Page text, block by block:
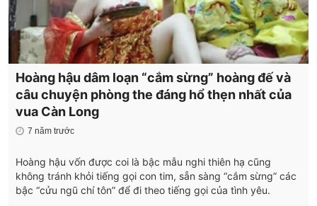
Hoàng hậu dâm loạn “cắm sừng” hoàng đế và
câu chuyện phòng the đáng hổ thẹn nhất của
vua Càn Long
7 năm trước
Hoàng hậu vốn được coi là bậc mẫu nghi thiên hạ cũng
không tránh khỏi tiếng gọi con tim, sẵn sàng “cắm sừng” các
bậc “cửu ngũ chí tôn” để đi theo tiếng gọi của tình yêu.